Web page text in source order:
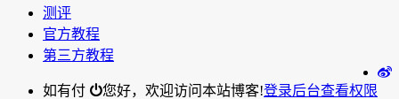
测评
官方教程
第三方教程
您好，欢迎访问本站博客!登录后台查看权限
如有付